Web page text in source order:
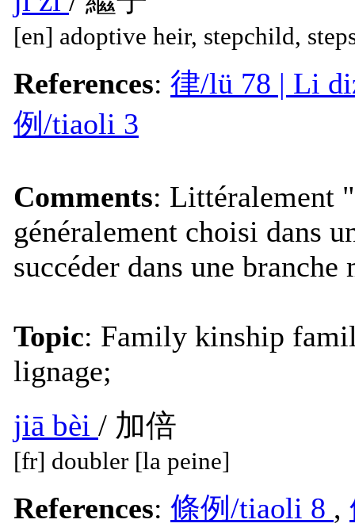
[en] adoptive heir, stepchild,
References: 律/lü 78 | Li
例/tiaoli 3
Comments: Littéralement
généralement choisi dans
succéder dans une
Topic: Family kinship
lignage;
jiā bèi / 加倍
[fr] doubler [la peine]
References: 條例/tiaoli 8 ,